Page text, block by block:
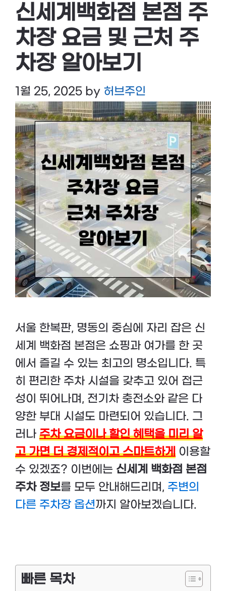
신세계백화점 본점 주
차장 요금 및 근처 주
차장 알아보기
1월 25, 2025 by 허브주인
서울 한복판, 명동의 중심에 자리 잡은 신
세계 백화점 본점은 쇼핑과 여가를 한 곳
에서 즐길 수 있는 최고의 명소입니다. 특
히 편리한 주차 시설을 갖추고 있어 접근
성이 뛰어나며, 전기차 충전소와 같은 다
양한 부대 시설도 마련되어 있습니다. 그
러나 주차 요금이나 할인 혜택을 미리 알
고 가면 더 경제적이고 스마트하게 이용할
수 있겠죠? 이번에는 신세계 백화점 본점
주차 정보를 모두 안내해드리며, 주변의
다른 주차장 옵션까지 알아보겠습니다.
빠른 목차